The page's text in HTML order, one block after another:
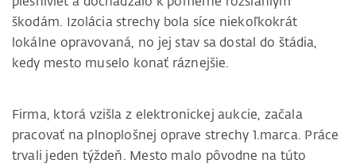
škodám. Izolácia strechy bola síce niekoľkokrát
lokálne opravovaná, no jej stav sa dostal do štádia,
kedy mesto muselo konať ráznejšie.
Firma, ktorá vzišla z elektronickej aukcie, začala
pracovať na plnoplošnej oprave strechy 1.marca. Práce
trvali jeden týždeň. Mesto malo pôvodne na túto